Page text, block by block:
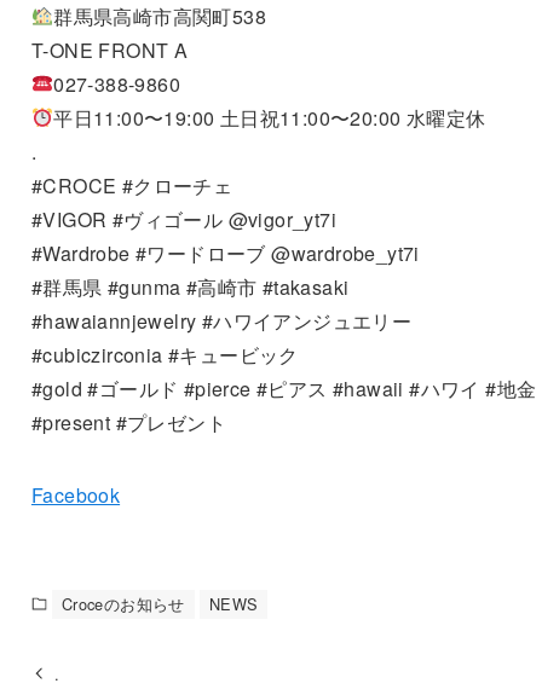
群馬県高崎市高関町538
T-ONE FRONT A
027-388-9860
平日11:00〜19:00 土日祝11:00〜20:00 水曜定休
.
#CROCE #クローチェ
#VIGOR #ヴィゴール @vigor_yt7i
#Wardrobe #ワードローブ @wardrobe_yt7i
#群馬県 #gunma #高崎市 #takasaki
#hawaiannjewelry #ハワイアンジュエリー
#cubiczirconia #キュービック
#gold #ゴールド #pierce #ピアス #hawaii #ハワイ #地金
#present #プレゼント
Facebook
Croceのお知らせ NEWS
.